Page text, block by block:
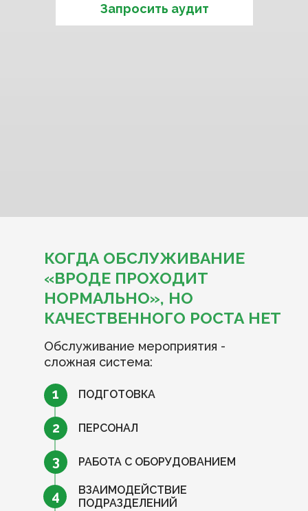
Запросить аудит
КОГДА ОБСЛУЖИВАНИЕ
«ВРОДЕ ПРОХОДИТ
НОРМАЛЬНО», НО
КАЧЕСТВЕННОГО РОСТА НЕТ
Обслуживание мероприятия -
сложная система:
ПОДГОТОВКА
ВЗАИМОДЕЙСТВИЕ
ПОДРАЗДЕЛЕНИЙ
ПЕРСОНАЛ
РАБОТА С ОБОРУДОВАНИЕМ
1
2
3
4